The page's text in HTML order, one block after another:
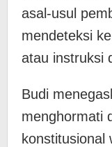
asal-usul
mendeteksi
atau instruksi
​Budi
menghormati
konstitusional